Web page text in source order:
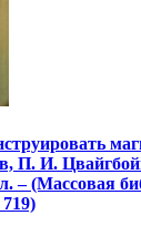
П. И.
– (Массовая